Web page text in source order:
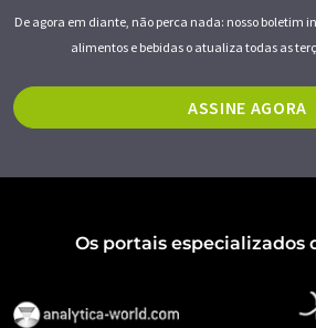
De agora em diante, não perca nada: nosso boletim
alimentos e bebidas o atualiza todas as
ASSINE AGORA
Os portais especializados